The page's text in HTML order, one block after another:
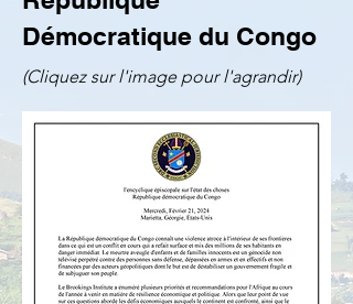
Démocratique du Congo
(Cliquez sur l'image pour l'agrandir)